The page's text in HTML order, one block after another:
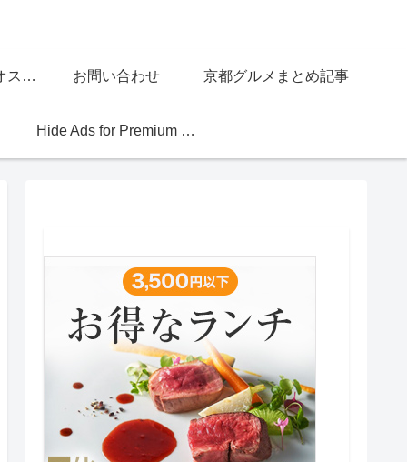
グッチジャパン的オススメ店 お問い合わせ 京都グルメまとめ記事
Hide Ads for Premium Members